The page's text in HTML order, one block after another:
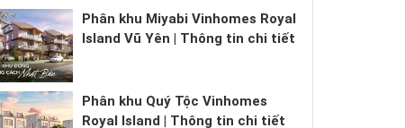
Phân khu Miyabi Vinhomes Royal
Phân khu Quý Tộc Vinhomes